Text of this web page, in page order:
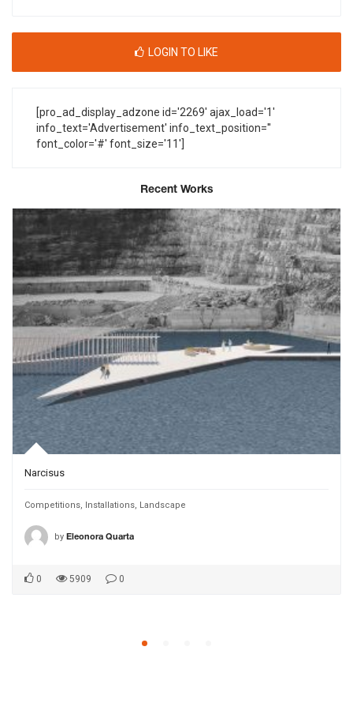
LOGIN TO LIKE
[pro_ad_display_adzone id='2269' ajax_load='1'
info_text='Advertisement' info_text_position=''
font_color='#' font_size='11']
Recent Works
Narcisus
Competitions, Installations, Landscape
by Eleonora Quarta
0 5909 0